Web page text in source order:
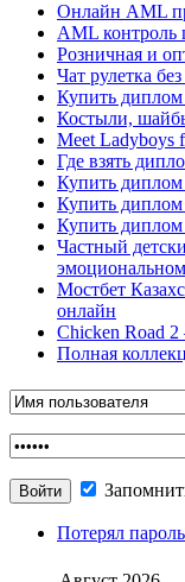
Онлайн AML
AML контроль
Розничная и
Чат рулетка
Купить диплом
Костыли,
Meet Ladyboys
Где взять
Купить диплом
Купить диплом
Купить диплом
Частный
Мостбет
онлайн
Chicken Road
Полная
Потерял